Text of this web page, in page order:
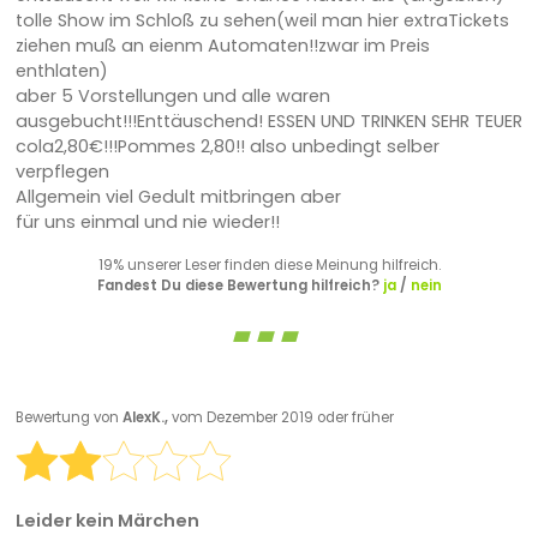
tolle Show im Schloß zu sehen(weil man hier extraTickets
ziehen muß an eienm Automaten!!zwar im Preis
enthlaten)
aber 5 Vorstellungen und alle waren
ausgebucht!!!Enttäuschend! ESSEN UND TRINKEN SEHR TEUER
cola2,80€!!!Pommes 2,80!! also unbedingt selber
verpflegen
Allgemein viel Gedult mitbringen aber
für uns einmal und nie wieder!!
19% unserer Leser finden diese Meinung hilfreich.
Fandest Du diese Bewertung hilfreich? ja/ nein
Bewertung von AlexK.,vom Dezember 2019 oder früher
Leider kein Märchen